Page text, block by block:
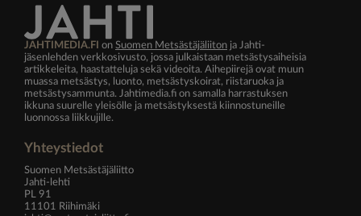
JAHTIMEDIA.FI on Suomen Metsästäjäliiton ja Jahti-
jäsenlehden verkkosivusto, jossa julkaistaan metsästysaiheisia
artikkeleita, haastatteluja sekä videoita. Aihepiirejä ovat muun
muassa metsästys, luonto, metsästyskoirat, riistaruoka ja
metsästysammunta. Jahtimedia.fi on samalla harrastuksen
ikkuna suurelle yleisölle ja metsästyksestä kiinnostuneille
luonnossa liikkujille.
Yhteystiedot
Suomen Metsästäjäliitto
Jahti-lehti
PL 91
11101 Riihimäki